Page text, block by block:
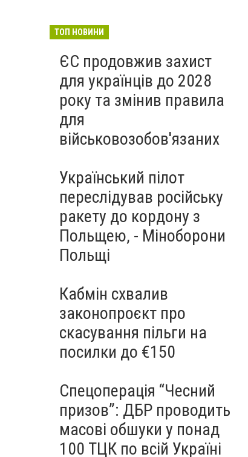
ТОП НОВИНИ
ЄС продовжив захист
для українців до 2028
року та змінив правила
для
військовозобов'язаних
Український пілот
переслідував російську
ракету до кордону з
Польщею, - Міноборони
Польщі
Кабмін схвалив
законопроєкт про
скасування пільги на
посилки до €150
Спецоперація “Чесний
призов”: ДБР проводить
масові обшуки у понад
100 ТЦК по всій Україні